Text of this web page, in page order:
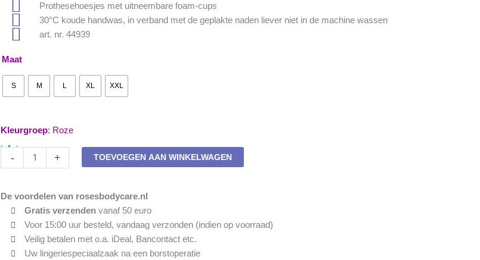
Prothesehoesjes met uitneembare foam-cups
30°C koude handwas, in verband met de geplakte naden liever niet in de machine wassen
art. nr. 44939
Maat
S M L XL XXL
Kleurgroep: Roze
-
Prothese
BH-
Amoena
Linda
44939
pink
aantal
+ TOEVOEGEN AAN WINKELWAGEN
De voordelen van rosesbodycare.nl
Gratis verzendenvanaf 50 euro
Voor 15:00 uur besteld, vandaag verzonden (indien op voorraad)
Veilig betalen met o.a. iDeal, Bancontact etc.
Uw lingeriespeciaalzaak na een borstoperatie